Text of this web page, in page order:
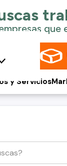
y Servicios